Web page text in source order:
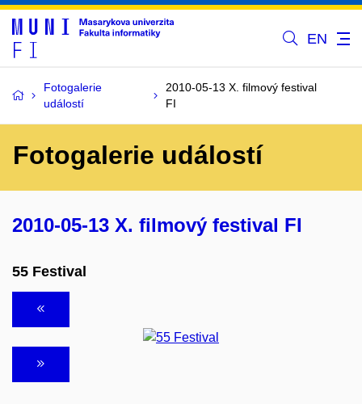
EN
Fotogalerie
událostí
2010-05-13 X. filmový festival
FI
Fotogalerie událostí
2010-05-13 X. filmový festival FI
55 Festival